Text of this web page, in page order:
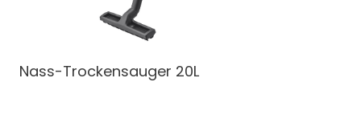
Nass-Trockensauger 20L